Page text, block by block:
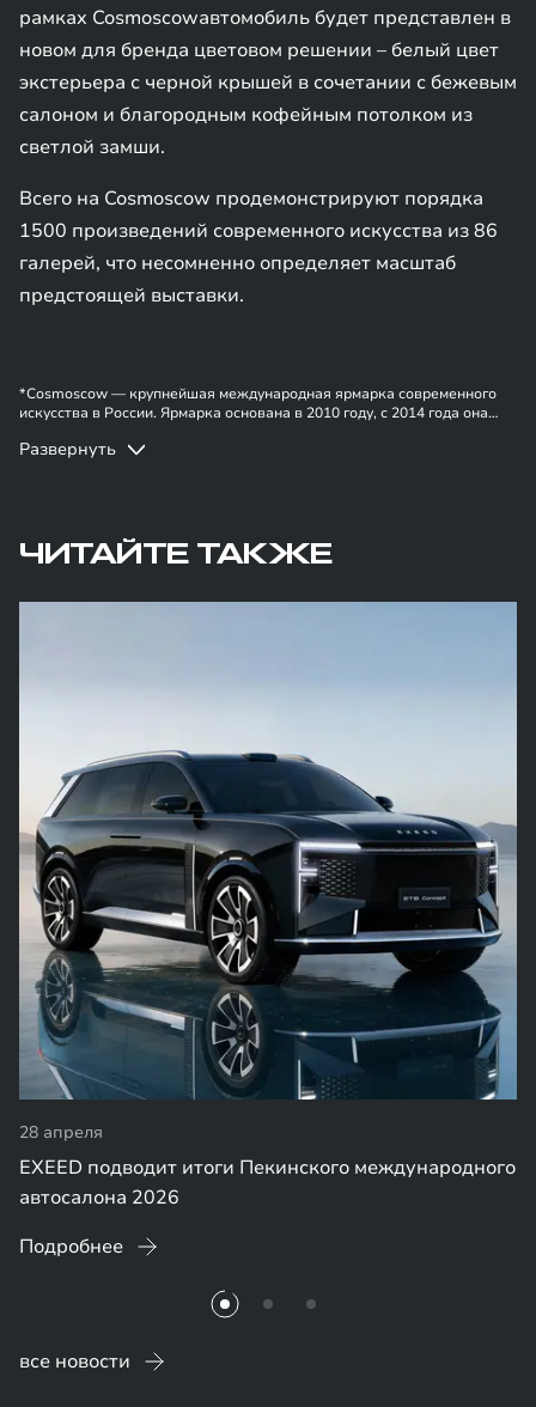
рамках Cosmoscowавтомобиль будет представлен в
новом для бренда цветовом решении – белый цвет
экстерьера с черной крышей в сочетании с бежевым
салоном и благородным кофейным потолком из
светлой замши.
Всего на Cosmoscow продемонстрируют порядка
1500 произведений современного искусства из 86
галерей, что несомненно определяет масштаб
предстоящей выставки.
*Cosmoscow — крупнейшая международная ярмарка современного
искусства в России. Ярмарка основана в 2010 году, с 2014 года она
ярмарки Cosmoscow состоялся c 29 сентября по 1 октября 2023 года в
Развернуть
ЧИТАЙТЕ ТАКЖЕ
28 апреля
EXEED подводит итоги Пекинского международного
автосалона 2026
Подробнее
все новости